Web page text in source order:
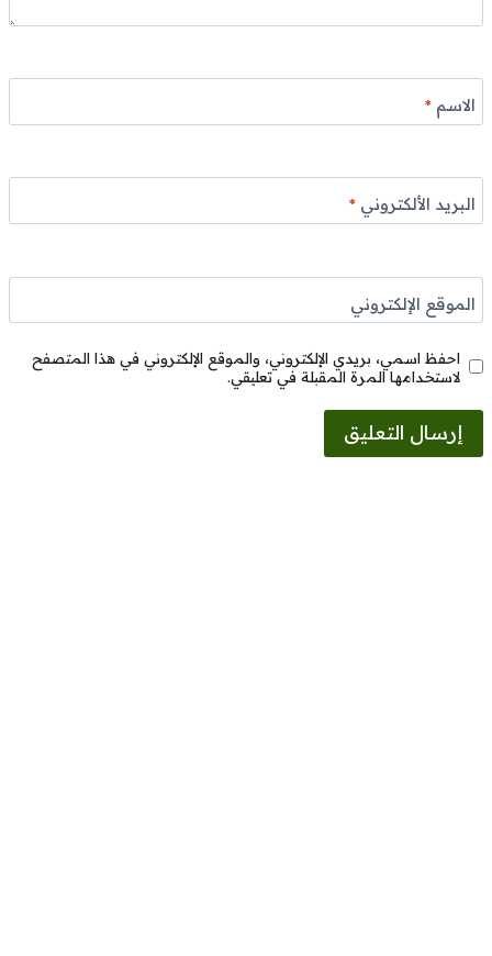
الاسم*
البريد الألكتروني*
الموقع الإلكتروني
احفظ اسمي، بريدي الإلكتروني، والموقع الإلكتروني في هذا المتصفح
لاستخدامها المرة المقبلة في تعليقي.